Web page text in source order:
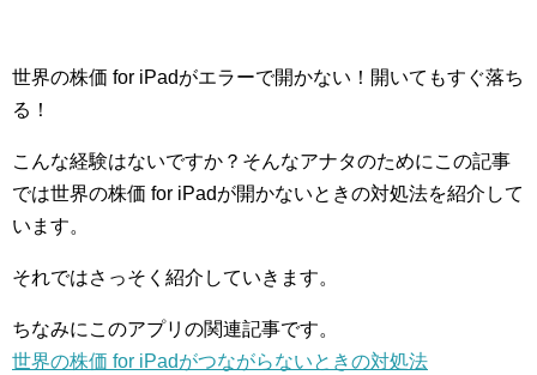
世界の株価 for iPadがエラーで開かない！開いてもすぐ落ち
る！
こんな経験はないですか？そんなアナタのためにこの記事
では世界の株価 for iPadが開かないときの対処法を紹介して
います。
それではさっそく紹介していきます。
ちなみにこのアプリの関連記事です。
世界の株価 for iPadがつながらないときの対処法